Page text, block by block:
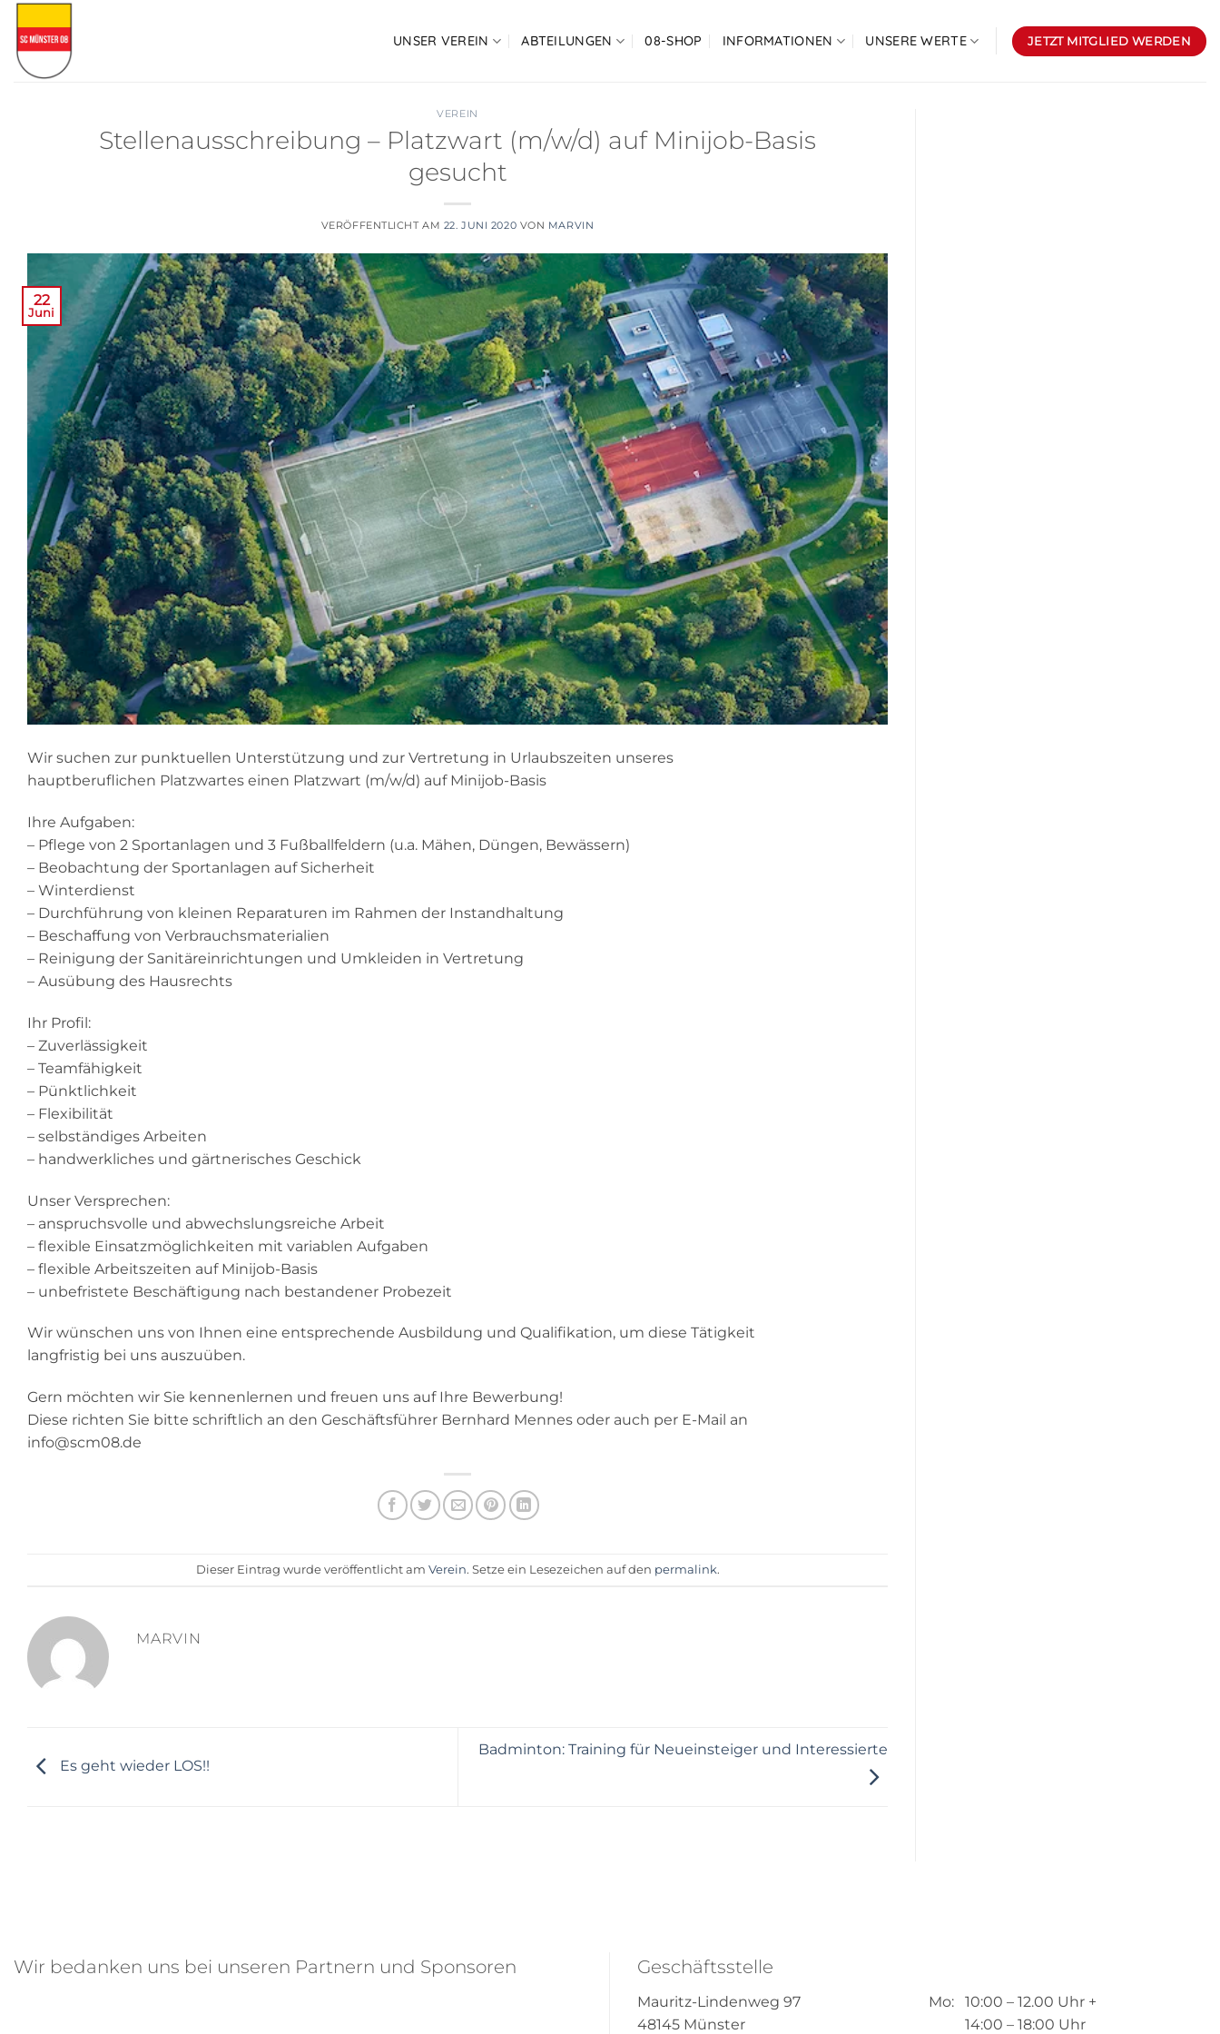
Zum
Inhalt
springen
UNSER VEREIN ABTEILUNGEN 08-SHOP INFORMATIONEN UNSERE WERTE JETZT MITGLIED WERDEN
VEREIN
Stellenausschreibung – Platzwart (m/w/d) auf Minijob-Basis
gesucht
VERÖFFENTLICHT AM 22. JUNI 2020 VON MARVIN
22
Juni
Wir suchen zur punktuellen Unterstützung und zur Vertretung in Urlaubszeiten unseres
hauptberuflichen Platzwartes einen Platzwart (m/w/d) auf Minijob-Basis
Ihre Aufgaben:
– Pflege von 2 Sportanlagen und 3 Fußballfeldern (u.a. Mähen, Düngen, Bewässern)
– Beobachtung der Sportanlagen auf Sicherheit
– Winterdienst
– Durchführung von kleinen Reparaturen im Rahmen der Instandhaltung
– Beschaffung von Verbrauchsmaterialien
– Reinigung der Sanitäreinrichtungen und Umkleiden in Vertretung
– Ausübung des Hausrechts
Ihr Profil:
– Zuverlässigkeit
– Teamfähigkeit
– Pünktlichkeit
– Flexibilität
– selbständiges Arbeiten
– handwerkliches und gärtnerisches Geschick
Unser Versprechen:
– anspruchsvolle und abwechslungsreiche Arbeit
– flexible Einsatzmöglichkeiten mit variablen Aufgaben
– flexible Arbeitszeiten auf Minijob-Basis
– unbefristete Beschäftigung nach bestandener Probezeit
Wir wünschen uns von Ihnen eine entsprechende Ausbildung und Qualifikation, um diese Tätigkeit
langfristig bei uns auszuüben.
Gern möchten wir Sie kennenlernen und freuen uns auf Ihre Bewerbung!
Diese richten Sie bitte schriftlich an den Geschäftsführer Bernhard Mennes oder auch per E-Mail an
info@scm08.de
Dieser Eintrag wurde veröffentlicht am Verein. Setze ein Lesezeichen auf den permalink.
MARVIN
Es geht wieder LOS!!
Badminton: Training für Neueinsteiger und Interessierte
Wir bedanken uns bei unseren Partnern und Sponsoren Geschäftsstelle
Mauritz-Lindenweg 97
48145 Münster
Mo: 10:00 – 12.00 Uhr +
14:00 – 18:00 Uhr